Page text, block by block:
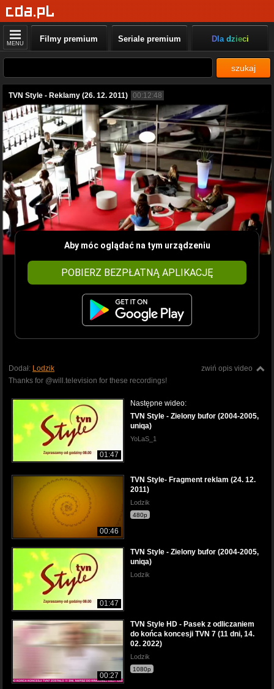
MENU Filmy premium Seriale premium Dla dzieci
szukaj
TVN Style - Reklamy (26. 12. 2011) 00:12:48
Aby móc oglądać na tym urządzeniu
POBIERZ BEZPŁATNĄ APLIKACJĘ
zwiń opis video
Dodał: Lodzik
Thanks for @will.television for these recordings!
01:47
Następne wideo:
TVN Style - Zielony bufor (2004-2005,
uniqa)
YoLaS_1
00:46
TVN Style- Fragment reklam (24. 12.
2011)
Lodzik
480p
01:47
TVN Style - Zielony bufor (2004-2005,
uniqa)
Lodzik
00:27
TVN Style HD - Pasek z odliczaniem
do końca koncesji TVN 7 (11 dni, 14.
02. 2022)
Lodzik
1080p